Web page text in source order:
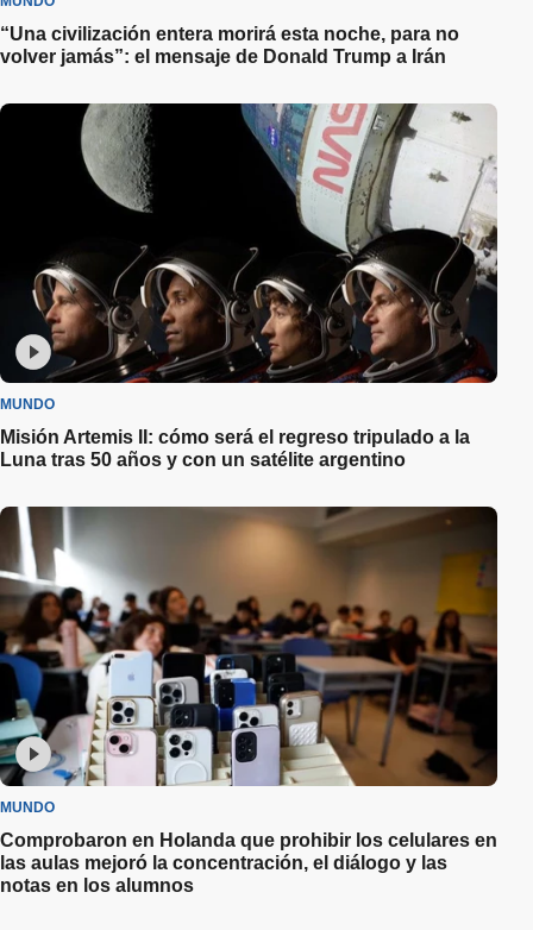
“Una civilización entera morirá esta noche, para no
volver jamás”: el mensaje de Donald Trump a Irán
MUNDO
Misión Artemis II: cómo será el regreso tripulado a la
Luna tras 50 años y con un satélite argentino
MUNDO
Comprobaron en Holanda que prohibir los celulares en
las aulas mejoró la concentración, el diálogo y las
notas en los alumnos